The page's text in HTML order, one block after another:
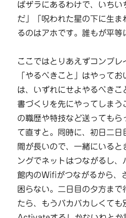
ばザラにあるわけで、いちい
だ」「呪われた星の下に生ま
るのはアホです。誰もが平等
ここではとりあえずコンプレ
「やるべきこと」はやって
は、いずれにせよやるべきこ
書づくりを先にやってしまう
の職歴や特技など送ってもら
て直すと。同時に、初日二日
間が長いので、一緒にいると
ングでネットはつながるし、
館内のWifiがつながるから、
困らない。二日目の夕方まで
たら、もうバカバカしくても